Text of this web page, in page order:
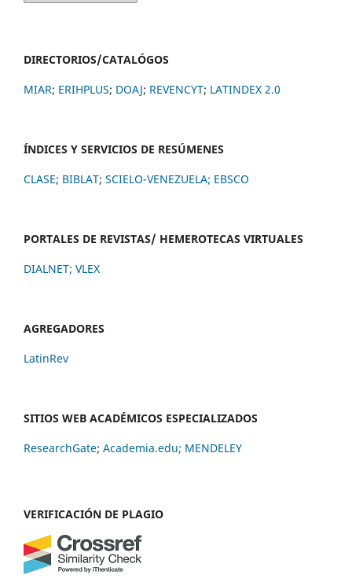
DIRECTORIOS/CATALÓGOS
MIAR; ERIHPLUS; DOAJ; REVENCYT; LATINDEX 2.0
ÍNDICES Y SERVICIOS DE RESÚMENES
CLASE; BIBLAT; SCIELO-VENEZUELA; EBSCO
PORTALES DE REVISTAS/ HEMEROTECAS VIRTUALES
DIALNET; VLEX
AGREGADORES
LatinRev
SITIOS WEB ACADÉMICOS ESPECIALIZADOS
ResearchGate; Academia.edu; MENDELEY
VERIFICACIÓN DE PLAGIO